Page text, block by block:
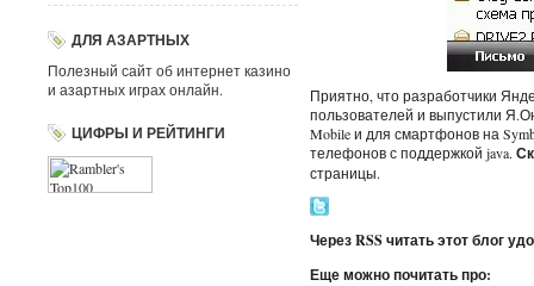
ДЛЯ АЗАРТНЫХ
Полезный сайт об интернет казино
и азартных играх онлайн.
ЦИФРЫ И РЕЙТИНГИ
Приятно, что разработчики
пользователей и выпустили
Mobile и для смартфонов на
телефонов с поддержкой java.
страницы.
Через RSS читать этот блог
Еще можно почитать про: